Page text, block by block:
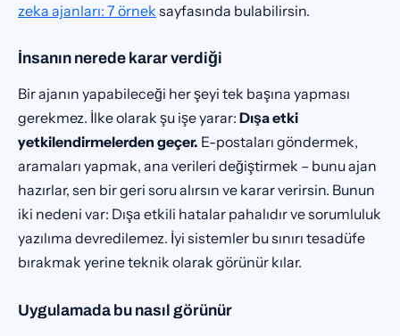
zeka ajanları: 7 örnek sayfasında bulabilirsin.
İnsanın nerede karar verdiği
Bir ajanın yapabileceği her şeyi tek başına yapması
gerekmez. İlke olarak şu işe yarar: Dışa etki
yetkilendirmelerden geçer. E-postaları göndermek,
aramaları yapmak, ana verileri değiştirmek – bunu ajan
hazırlar, sen bir geri soru alırsın ve karar verirsin. Bunun
iki nedeni var: Dışa etkili hatalar pahalıdır ve sorumluluk
yazılıma devredilemez. İyi sistemler bu sınırı tesadüfe
bırakmak yerine teknik olarak görünür kılar.
Uygulamada bu nasıl görünür